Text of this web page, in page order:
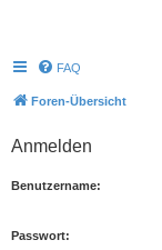
FAQ
Foren-Übersicht
Anmelden
Benutzername:
Passwort: